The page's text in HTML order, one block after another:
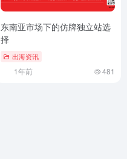
东南亚市场下的仿牌独立站选
择
出海资讯
1年前 481